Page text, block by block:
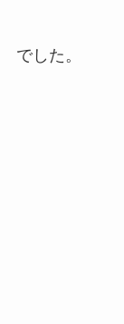
でした。